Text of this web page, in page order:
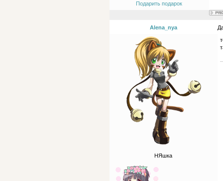
Подарить подарок
Alena_nya
НЯшка